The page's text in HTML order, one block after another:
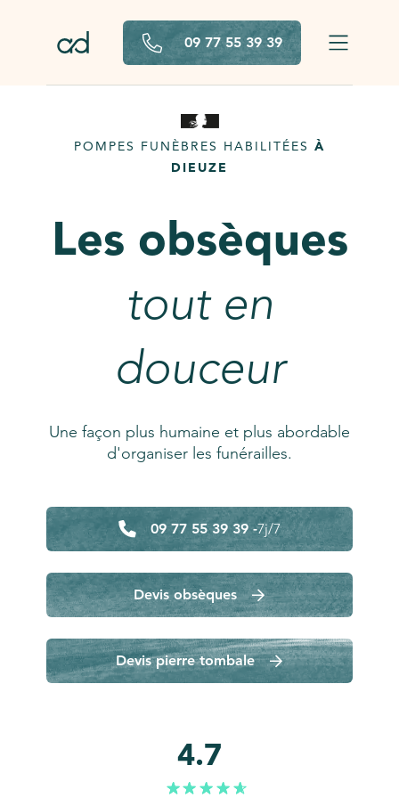
09 77 55 39 39
POMPES FUNÈBRES HABILITÉES À
DIEUZE
Les obsèques
tout en
douceur
Une façon plus humaine et plus abordable
d'organiser les funérailles.
09 77 55 39 39 -7j/7
Devis obsèques
Devis pierre tombale
4.7